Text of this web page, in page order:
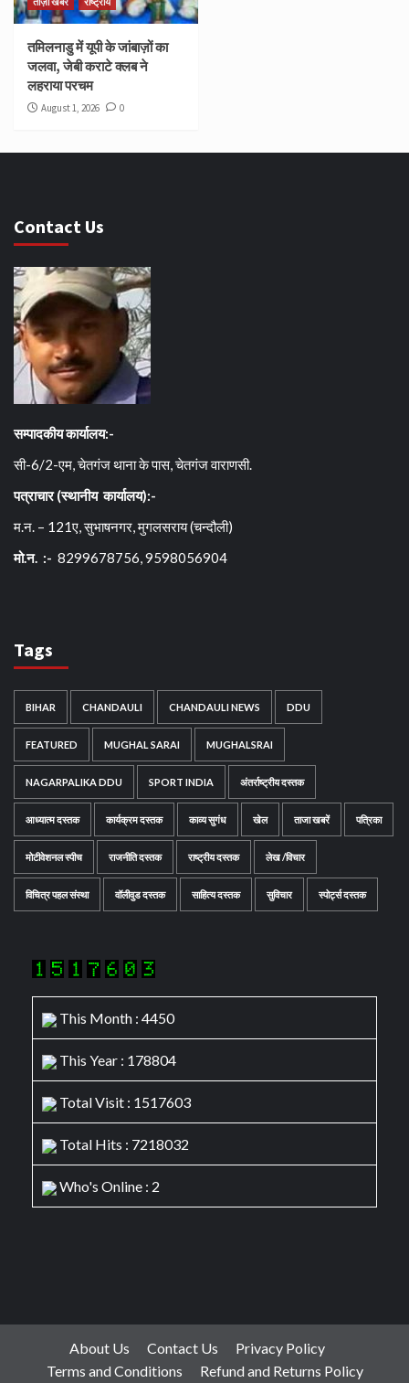
तमिलनाडु में यूपी के जांबाज़ों का
जलवा, जेबी कराटे क्लब ने
लहराया परचम
August 1, 2026 0
Contact Us
सम्पादकीय कार्यालय:-
सी-6/2-एम, चेतगंज थाना के पास, चेतगंज वाराणसी.
पत्राचार (स्थानीय कार्यालय):-
म.न. – 121ए, सुभाषनगर, मुगलसराय (चन्दौली)
मो.न. :- 8299678756, 9598056904
Tags
BIHAR CHANDAULI CHANDAULI NEWS DDU
FEATURED MUGHAL SARAI MUGHALSRAI
NAGARPALIKA DDU SPORT INDIA अंतर्राष्ट्रीय दस्तक
आध्यात्म दस्तक कार्यक्रम दस्तक काव्य सुगंध खेल ताजा खबरें पत्रिका
मोटीवेशनल स्पीच राजनीति दस्तक राष्ट्रीय दस्तक लेख /विचार
विचित्र पहल संस्था वॉलीवुड दस्तक साहित्य दस्तक सुविचार स्पोर्ट्स दस्तक
This Month : 4450
This Year : 178804
Total Visit : 1517603
Total Hits : 7218032
Who's Online : 2
About Us Contact Us
Privacy Policy
Terms and Conditions
Refund and Returns Policy